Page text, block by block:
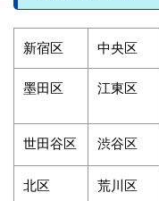
新宿区 中央区
墨田区 江東区
世田谷区 渋谷区
北区 荒川区